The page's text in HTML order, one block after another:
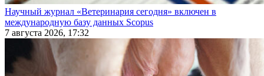
Научный журнал «Ветеринария сегодня» включен в
международную базу данных Scopus
7 августа 2026, 17:32